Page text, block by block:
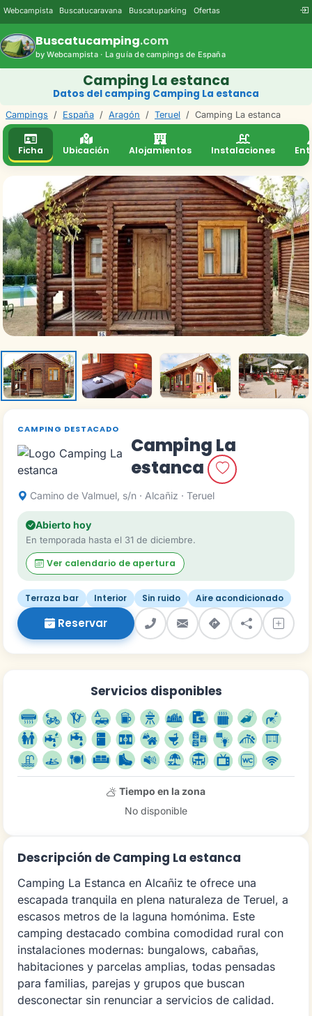
Webcampista Buscatucaravana Buscatuparking Ofertas
Buscatucamping.com
by Webcampista · La guía de campings de España
Camping La estanca
Datos del camping Camping La estanca
Campings / España / Aragón / Teruel / Camping La estanca
Ficha Ubicación Alojamientos Instalaciones
CAMPING DESTACADO
Camping La
estanca
Camino de Valmuel, s/n · Alcañiz · Teruel
Abierto hoy
En temporada hasta el 31 de diciembre.
Ver calendario de apertura
Terraza bar Interior Sin ruido Aire acondicionado
Reservar
Servicios disponibles
Tiempo en la zona
No disponible
Descripción de Camping La estanca
Camping La Estanca en Alcañiz te ofrece una
escapada tranquila en plena naturaleza de Teruel, a
escasos metros de la laguna homónima. Este
camping destacado combina comodidad rural con
instalaciones modernas: bungalows, cabañas,
habitaciones y parcelas amplias, todas pensadas
para familias, parejas y grupos que buscan
desconectar sin renunciar a servicios de calidad.